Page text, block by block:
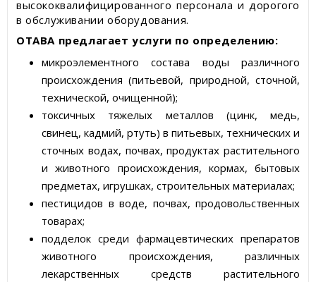
высококвалифицированного персонала и дорогого
в обслуживании оборудования.
ОТАВА предлагает услуги по определению:
микроэлементного состава воды различного
происхождения (питьевой, природной, сточной,
технической, очищенной);
токсичных тяжелых металлов (цинк, медь,
свинец, кадмий, ртуть) в питьевых, технических и
сточных водах, почвах, продуктах растительного
и животного происхождения, кормах, бытовых
предметах, игрушках, строительных материалах;
пестицидов в воде, почвах, продовольственных
товарах;
подделок среди фармацевтических препаратов
животного происхождения, различных
лекарственных средств растительного